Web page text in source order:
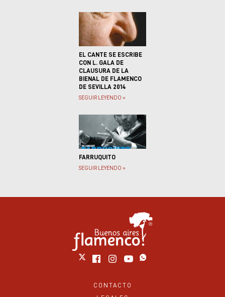
EL CANTE SE ESCRIBE
CON L. GALA DE
CLAUSURA DE LA
BIENAL DE FLAMENCO
DE SEVILLA 2014
SEGUIR LEYENDO »
FARRUQUITO
SEGUIR LEYENDO »
CONTACTO